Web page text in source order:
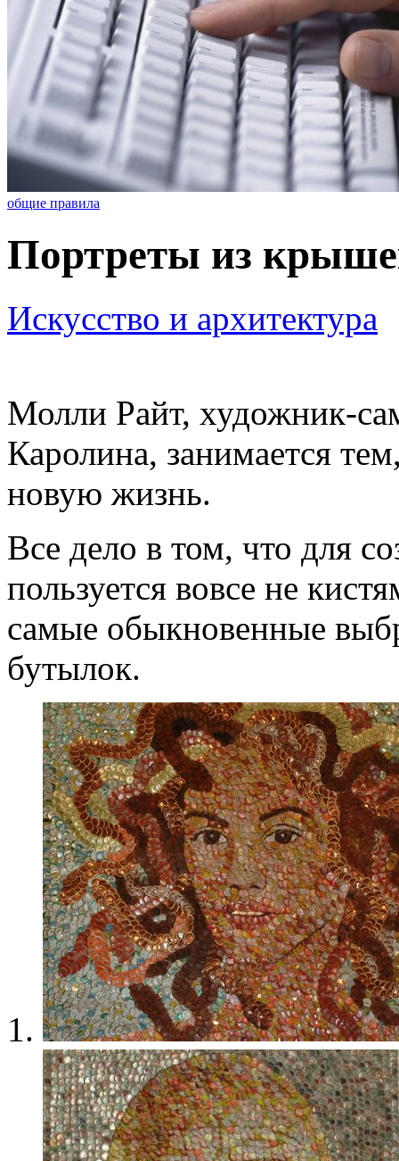
общие правила
Портреты из
Искусство и архитектура
Молли Райт, художник-
Каролина, занимается
новую жизнь.
Все дело в том, что для
пользуется вовсе не
самые обыкновенные
бутылок.